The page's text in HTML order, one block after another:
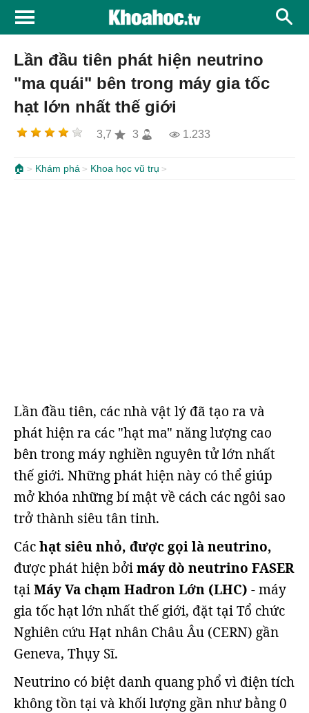
Lần đầu tiên phát hiện neutrino
"ma quái" bên trong máy gia tốc
hạt lớn nhất thế giới
3,7 3 1.233
🏠 Khám phá Khoa học vũ trụ
Lần đầu tiên, các nhà vật lý đã tạo ra và
phát hiện ra các "hạt ma" năng lượng cao
bên trong máy nghiền nguyên tử lớn nhất
thế giới. Những phát hiện này có thể giúp
mở khóa những bí mật về cách các ngôi sao
trở thành siêu tân tinh.
Cáchạt siêu nhỏ, được gọi là neutrino,
được phát hiện bởimáy dò neutrino FASER
tạiMáy Va chạm Hadron Lớn (LHC) - máy
gia tốc hạt lớn nhất thế giới, đặt tại Tổ chức
Nghiên cứu Hạt nhân Châu Âu (CERN) gần
Geneva, Thụy Sĩ.
Neutrino có biệt danh quang phổ vì điện tích
không tồn tại và khối lượng gần như bằng 0